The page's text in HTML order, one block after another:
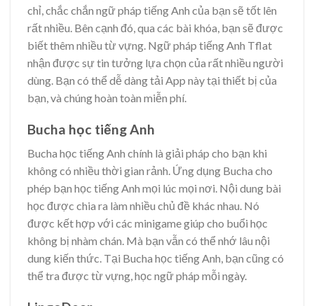
chỉ, chắc chắn ngữ pháp tiếng Anh của bạn sẽ tốt lên
rất nhiều. Bên cạnh đó, qua các bài khóa, bạn sẽ được
biết thêm nhiều từ vựng. Ngữ pháp tiếng Anh Tflat
nhận được sự tin tưởng lựa chọn của rất nhiều người
dùng. Bạn có thể dễ dàng tải App này tại thiết bị của
bạn, và chúng hoàn toàn miễn phí.
Bucha học tiếng Anh
Bucha học tiếng Anh chính là giải pháp cho bạn khi
không có nhiều thời gian rảnh. Ứng dụng Bucha cho
phép bạn học tiếng Anh mọi lúc mọi nơi. Nội dung bài
học được chia ra làm nhiều chủ đề khác nhau. Nó
được kết hợp với các minigame giúp cho buổi học
không bị nhàm chán. Mà bạn vẫn có thể nhớ lâu nội
dung kiến thức. Tại Bucha học tiếng Anh, bạn cũng có
thể tra được từ vựng, học ngữ pháp mỗi ngày.